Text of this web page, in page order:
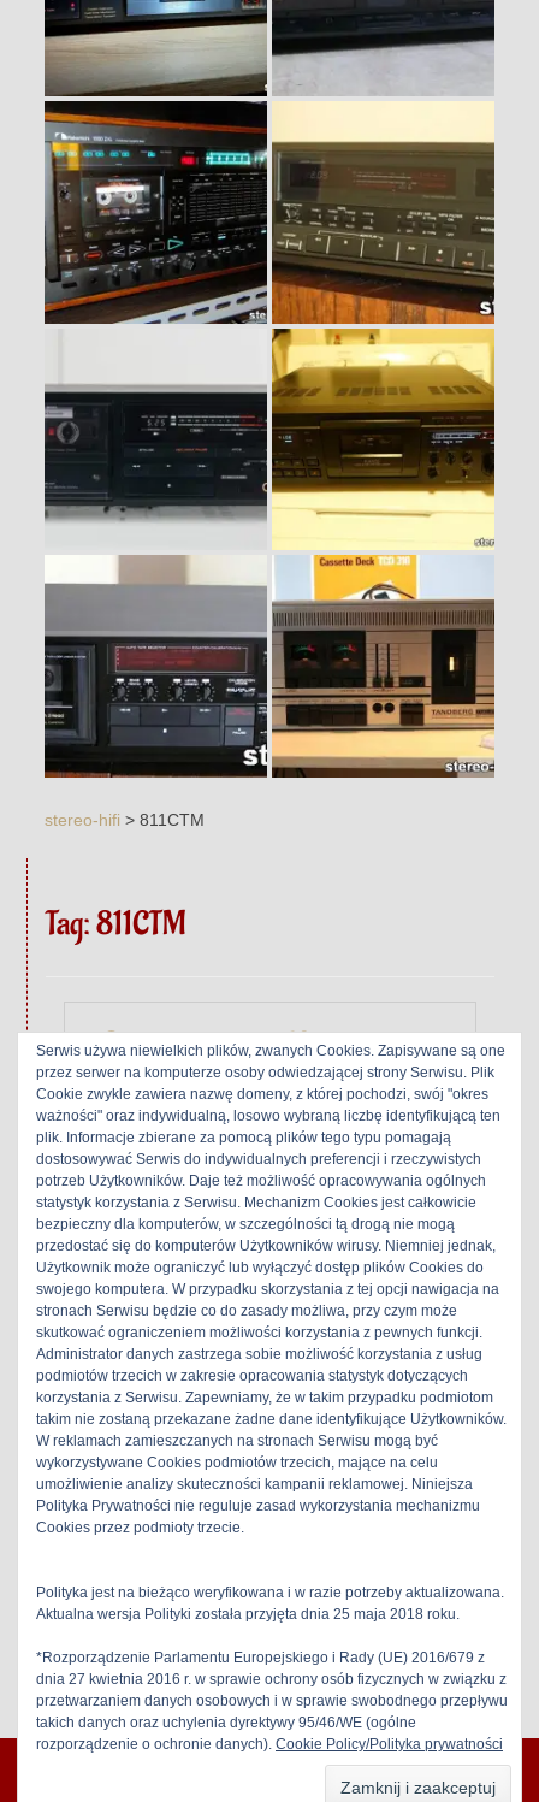
stereo-hifi >811CTM
Tag:811CTM
Service tapes – Kasety
serwisowe
3 maja 2018 | Maxim|
Service tapes – Kasety serwisowe –
stereo-hifi.com prezentuje przegląd kaset
serwisowych używanych w diagnostyce,
naprawach i regulacjach magnetofonów
kasetowych. Niezbędne wyposażenie
każdego serwisanta. Service tapes –
techniki napraw i pomiarów
112BN ,TCC-172A
Serwis używa niewielkich plików, zwanych Cookies. Zapisywane są one
przez serwer na komputerze osoby odwiedzającej strony Serwisu. Plik
Cookie zwykle zawiera nazwę domeny, z której pochodzi, swój "okres
ważności" oraz indywidualną, losowo wybraną liczbę identyfikującą ten
plik. Informacje zbierane za pomocą plików tego typu pomagają
dostosowywać Serwis do indywidualnych preferencji i rzeczywistych
potrzeb Użytkowników. Daje też możliwość opracowywania ogólnych
statystyk korzystania z Serwisu. Mechanizm Cookies jest całkowicie
bezpieczny dla komputerów, w szczególności tą drogą nie mogą
przedostać się do komputerów Użytkowników wirusy. Niemniej jednak,
Użytkownik może ograniczyć lub wyłączyć dostęp plików Cookies do
swojego komputera. W przypadku skorzystania z tej opcji nawigacja na
stronach Serwisu będzie co do zasady możliwa, przy czym może
skutkować ograniczeniem możliwości korzystania z pewnych funkcji.
Administrator danych zastrzega sobie możliwość korzystania z usług
podmiotów trzecich w zakresie opracowania statystyk dotyczących
korzystania z Serwisu. Zapewniamy, że w takim przypadku podmiotom
takim nie zostaną przekazane żadne dane identyfikujące Użytkowników.
W reklamach zamieszczanych na stronach Serwisu mogą być
wykorzystywane Cookies podmiotów trzecich, mające na celu
umożliwienie analizy skuteczności kampanii reklamowej. Niniejsza
Polityka Prywatności nie reguluje zasad wykorzystania mechanizmu
Cookies przez podmioty trzecie.
Polityka jest na bieżąco weryfikowana i w razie potrzeby aktualizowana.
Aktualna wersja Polityki została przyjęta dnia 25 maja 2018 roku.
*Rozporządzenie Parlamentu Europejskiego i Rady (UE) 2016/679 z
dnia 27 kwietnia 2016 r. w sprawie ochrony osób fizycznych w związku z
przetwarzaniem danych osobowych i w sprawie swobodnego przepływu
takich danych oraz uchylenia dyrektywy 95/46/WE (ogólne
rozporządzenie o ochronie danych). Cookie Policy/Polityka prywatności